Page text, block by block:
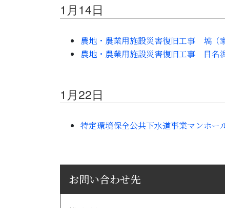
1月14日
農地・農業用施設災害復旧工事 塙（
農地・農業用施設災害復旧工事 目名
1月22日
特定環境保全公共下水道事業マンホー
お問い合わせ先